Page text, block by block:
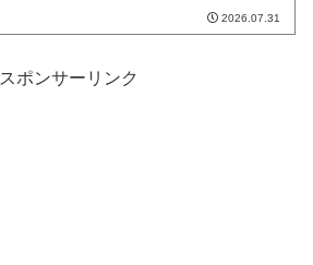
2026.07.31
スポンサーリンク